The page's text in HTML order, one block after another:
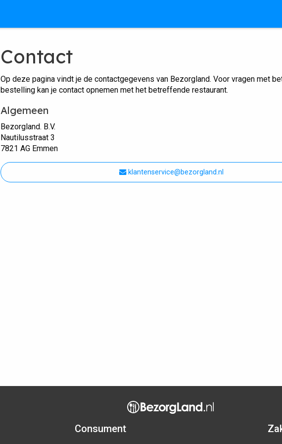
Contact
Op deze pagina vindt je de contactgegevens van Bezorgland. Voor vragen met
bestelling kan je contact opnemen met het betreffende restaurant.
Algemeen
Bezorgland. B.V.
Nautilusstraat 3
7821 AG Emmen
klantenservice@bezorgland.nl
Consument